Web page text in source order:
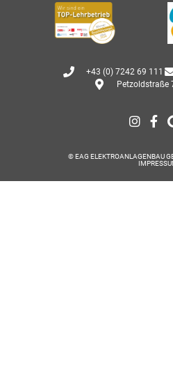
+43 (0) 7242 69 111
Petzoldstraße
© EAG ELEKTROANLAGENBAU